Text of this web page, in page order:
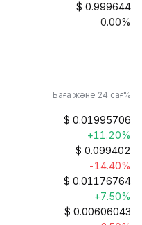
$ 0.999644
0.00%
Баға және 24 сағ%
$ 0.01995706
+11.20%
$ 0.099402
-14.40%
$ 0.01176764
+7.50%
$ 0.00606043